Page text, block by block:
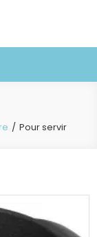
Pour servir